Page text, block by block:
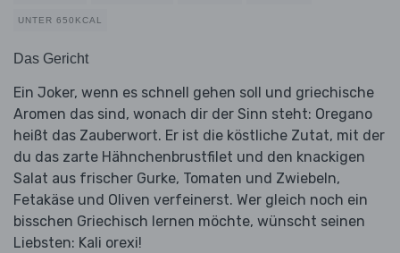
UNTER 650KCAL
Das Gericht
Ein Joker, wenn es schnell gehen soll und griechische
Aromen das sind, wonach dir der Sinn steht: Oregano
heißt das Zauberwort. Er ist die köstliche Zutat, mit der
du das zarte Hähnchenbrustfilet und den knackigen
Salat aus frischer Gurke, Tomaten und Zwiebeln,
Fetakäse und Oliven verfeinerst. Wer gleich noch ein
bisschen Griechisch lernen möchte, wünscht seinen
Liebsten: Kali orexi!